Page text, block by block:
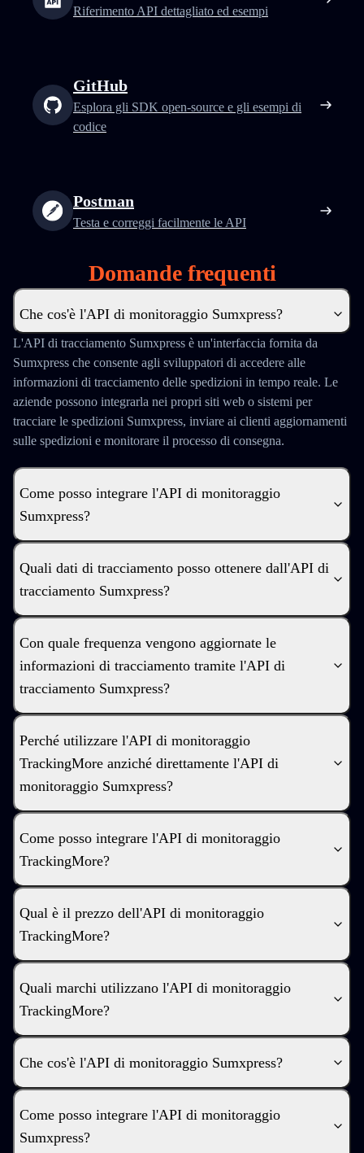
Riferimento API dettagliato ed esempi
GitHub
Esplora gli SDK open-source e gli esempi di
codice
Postman
Testa e correggi facilmente le API
Domande frequenti
Che cos'è l'API di monitoraggio Sumxpress?
L'API di tracciamento Sumxpress è un'interfaccia fornita da
Sumxpress che consente agli sviluppatori di accedere alle
informazioni di tracciamento delle spedizioni in tempo reale. Le
aziende possono integrarla nei propri siti web o sistemi per
tracciare le spedizioni Sumxpress, inviare ai clienti aggiornamenti
sulle spedizioni e monitorare il processo di consegna.
Come posso integrare l'API di monitoraggio
Sumxpress?
Quali dati di tracciamento posso ottenere dall'API di
tracciamento Sumxpress?
Con quale frequenza vengono aggiornate le
informazioni di tracciamento tramite l'API di
tracciamento Sumxpress?
Perché utilizzare l'API di monitoraggio
TrackingMore anziché direttamente l'API di
monitoraggio Sumxpress?
Come posso integrare l'API di monitoraggio
TrackingMore?
Qual è il prezzo dell'API di monitoraggio
TrackingMore?
Quali marchi utilizzano l'API di monitoraggio
TrackingMore?
Che cos'è l'API di monitoraggio Sumxpress?
Come posso integrare l'API di monitoraggio
Sumxpress?